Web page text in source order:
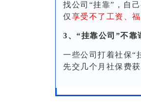
找公司“挂靠”，自
仅 享受不了工资、
3、“挂靠公司”不靠
一些公司打着社保“
先交几个月社保费